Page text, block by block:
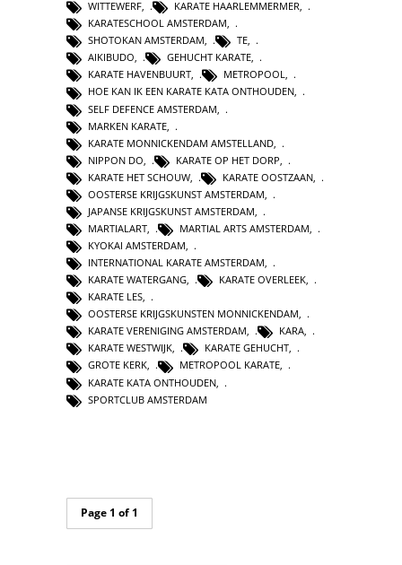
WITTEWERF, KARATE HAARLEMMERMER,
KARATESCHOOL AMSTERDAM,
SHOTOKAN AMSTERDAM, TE,
AIKIBUDO, GEHUCHT KARATE,
KARATE HAVENBUURT, METROPOOL,
HOE KAN IK EEN KARATE KATA ONTHOUDEN,
SELF DEFENCE AMSTERDAM
MARKEN KARATE
KARATE MONNICKENDAM AMSTELLAND
NIPPON DO
KARATE OP HET DORP
KARATE HET SCHOUW
KARATE OOSTZAAN
OOSTERSE KRIJGSKUNST AMSTERDAM
JAPANSE KRIJGSKUNST AMSTERDAM
MARTIALART
MARTIAL ARTS AMSTERDAM
KYOKAI AMSTERDAM,
INTERNATIONAL KARATE AMSTERDAM,
KARATE WATERGANG, KARATE OVERLEEK,
KARATE LES,
OOSTERSE KRIJGSKUNSTEN MONNICKENDAM,
KARATE VERENIGING AMSTERDAM, KARA,
KARATE WESTWIJK, KARATE GEHUCHT,
GROTE KERK, METROPOOL KARATE,
KARATE KATA ONTHOUDEN
SPORTCLUB AMSTERDAM
Page 1 of 1